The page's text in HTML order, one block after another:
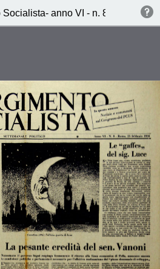
Socialista- anno VI - n. 8 - 25
(Valdo